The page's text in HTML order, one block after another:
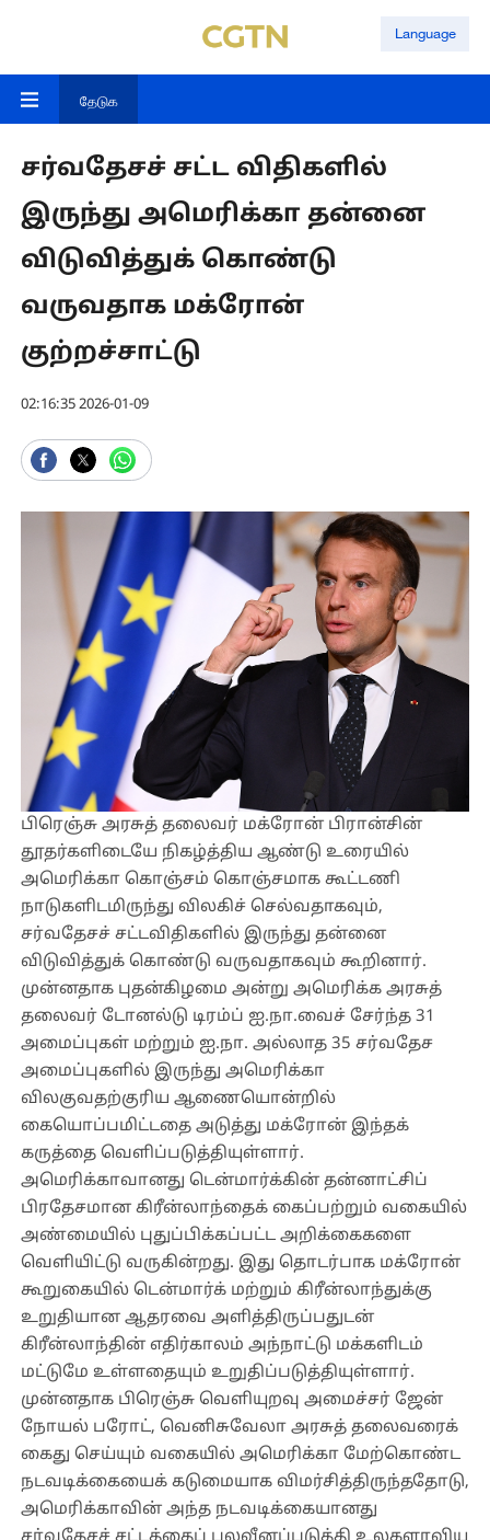
Language
தேடுக
சர்வதேசச் சட்ட விதிகளில்
இருந்து அமெரிக்கா தன்னை
விடுவித்துக் கொண்டு
வருவதாக மக்ரோன்
குற்றச்சாட்டு
02:16:35 2026-01-09
பிரெஞ்சு அரசுத் தலைவர் மக்ரோன் பிரான்சின்
தூதர்களிடையே நிகழ்த்திய ஆண்டு உரையில்
அமெரிக்கா கொஞ்சம் கொஞ்சமாக கூட்டணி
நாடுகளிடமிருந்து விலகிச் செல்வதாகவும்,
சர்வதேசச் சட்டவிதிகளில் இருந்து தன்னை
விடுவித்துக் கொண்டு வருவதாகவும் கூறினார்.
முன்னதாக புதன்கிழமை அன்று அமெரிக்க அரசுத்
தலைவர் டோனல்டு டிரம்ப் ஐ.நா.வைச் சேர்ந்த 31
அமைப்புகள் மற்றும் ஐ.நா. அல்லாத 35 சர்வதேச
அமைப்புகளில் இருந்து அமெரிக்கா
விலகுவதற்குரிய ஆணையொன்றில்
கையொப்பமிட்டதை அடுத்து மக்ரோன் இந்தக்
கருத்தை வெளிப்படுத்தியுள்ளார்.
அமெரிக்காவானது டென்மார்க்கின் தன்னாட்சிப்
பிரதேசமான கிரீன்லாந்தைக் கைப்பற்றும் வகையில்
அண்மையில் புதுப்பிக்கப்பட்ட அறிக்கைகளை
வெளியிட்டு வருகின்றது. இது தொடர்பாக மக்ரோன்
கூறுகையில் டென்மார்க் மற்றும் கிரீன்லாந்துக்கு
உறுதியான ஆதரவை அளித்திருப்பதுடன்
கிரீன்லாந்தின் எதிர்காலம் அந்நாட்டு மக்களிடம்
மட்டுமே உள்ளதையும் உறுதிப்படுத்தியுள்ளார்.
முன்னதாக பிரெஞ்சு வெளியுறவு அமைச்சர் ஜேன்
நோயல் பரோட், வெனிசுவேலா அரசுத் தலைவரைக்
கைது செய்யும் வகையில் அமெரிக்கா மேற்கொண்ட
நடவடிக்கையைக் கடுமையாக விமர்சித்திருந்ததோடு,
அமெரிக்காவின் அந்த நடவடிக்கையானது